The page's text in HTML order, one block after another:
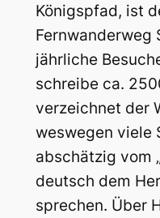
Königspfad, ist
Fernwanderweg
jährliche
schreibe ca.
verzeichnet der
weswegen viele
abschätzig vom
deutsch dem
sprechen. Über